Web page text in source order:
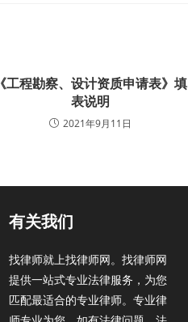
《工程勘察、设计资质申请表》填
表说明
2021年9月11日
有关我们
找律师就上找律师网。找律师网
提供一站式专业法律服务，为您
匹配最适合的专业律师。专业律